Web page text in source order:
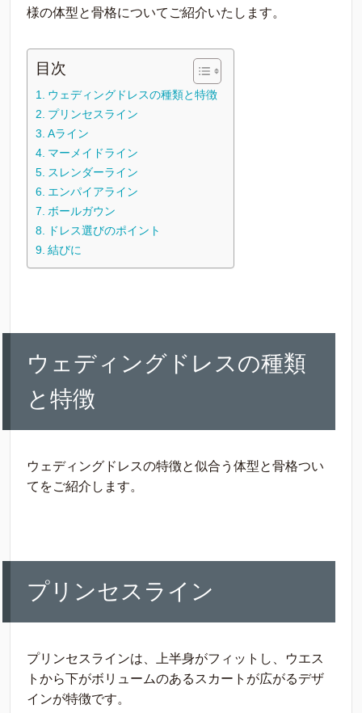
様の体型と骨格についてご紹介いたします。
目次
ウェディングドレスの種類と特徴
プリンセスライン
Aライン
マーメイドライン
スレンダーライン
エンパイアライン
ボールガウン
ドレス選びのポイント
結びに
ウェディングドレスの種類
と特徴
ウェディングドレスの特徴と似合う体型と骨格つい
てをご紹介します。
プリンセスライン
プリンセスラインは、上半身がフィットし、ウエス
トから下がボリュームのあるスカートが広がるデザ
インが特徴です。